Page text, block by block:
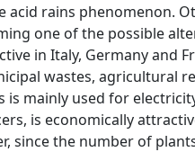
rains phenomenon.
one of the possible
in Italy, Germany and
wastes, agricultural
mainly used for
is economically
since the number of